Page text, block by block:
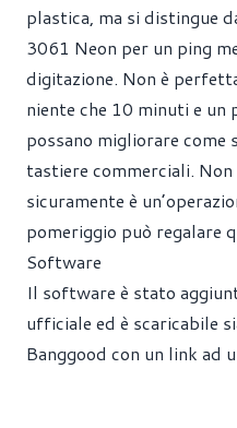
plastica, ma si distingue
3061 Neon per un ping
digitazione. Non è
niente che 10 minuti e un
possano migliorare
tastiere commerciali.
sicuramente è
pomeriggio può regalare
Software
Il software è stato
ufficiale ed è scaricabile
Banggood con un link ad